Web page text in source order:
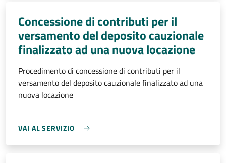
Concessione di contributi per il
versamento del deposito cauzionale
finalizzato ad una nuova locazione
Procedimento di concessione di contributi per il
versamento del deposito cauzionale finalizzato ad una
nuova locazione
VAI AL SERVIZIO